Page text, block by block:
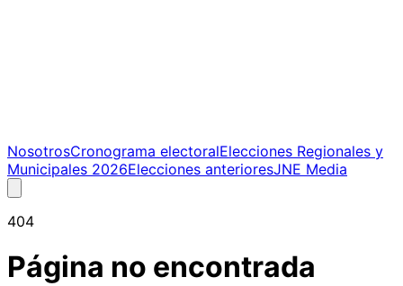
NosotrosCronograma electoralElecciones Regionales y
Municipales 2026Elecciones anterioresJNE Media
404
Página no encontrada